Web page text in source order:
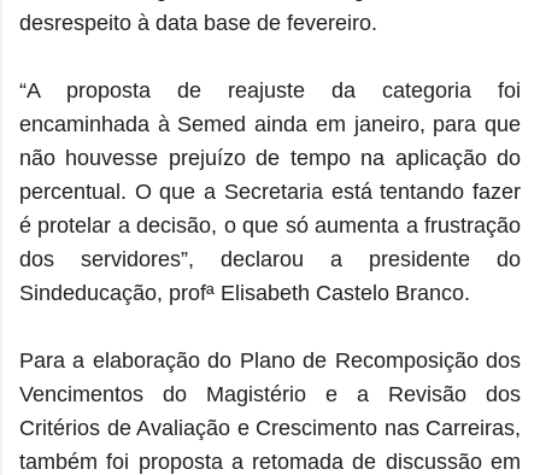
desrespeito à data base de fevereiro.
“A proposta de reajuste da categoria foi
encaminhada à Semed ainda em janeiro, para que
não houvesse prejuízo de tempo na aplicação do
percentual. O que a Secretaria está tentando fazer
é protelar a decisão, o que só aumenta a frustração
dos servidores”, declarou a presidente do
Sindeducação, profª Elisabeth Castelo Branco.
Para a elaboração do Plano de Recomposição dos
Vencimentos do Magistério e a Revisão dos
Critérios de Avaliação e Crescimento nas Carreiras,
também foi proposta a retomada de discussão em